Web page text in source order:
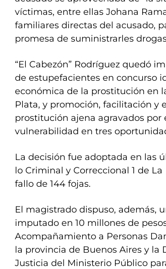
víctimas, entre ellas Johana
familiares directas del acusado,
promesa de suministrarles
“El Cabezón” Rodríguez quedó
de estupefacientes en concurso
económica de la prostitución en
Plata, y promoción, facilitación y
prostitución ajena agravados por
vulnerabilidad en tres
La decisión fue adoptada en las
lo Criminal y Correccional 1 de
fallo de 144 fojas.
El magistrado dispuso, además,
imputado en 10 millones de
Acompañamiento a Personas
la provincia de Buenos Aires y la
Justicia del Ministerio Público